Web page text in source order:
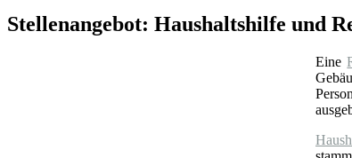
Stellenangebot: Haushaltshilfe und
Eine